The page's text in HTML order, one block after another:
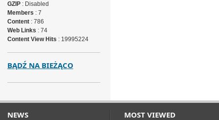
GZIP: Disabled
Members : 7
Content: 786
Web Links : 74
Content View Hits : 19995224
BĄDŹ NA BIEŻĄCO
NEWS MOST VIEWED